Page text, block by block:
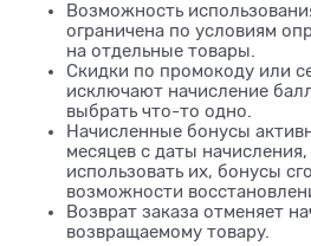
Возможность
ограничена по условиям
на отдельные товары.
Скидки по промокоду или
исключают начисление
выбрать что-то одно.
Начисленные бонусы
месяцев с даты
использовать их, бонусы
возможности
Возврат заказа отменяет
возвращаемому товару.